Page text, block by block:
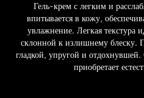
Гель-крем с легким и
впитывается в кожу,
увлажнение. Легкая текстура
склонной к излишнему блеску.
гладкой, упругой и отдохнувшей.
приобретает